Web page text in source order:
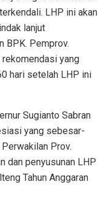
LHP ini akan
lanjut
BPK. Pemprov.
yang
hari setelah LHP ini
Sugianto Sabran
yang sebesar-
Prov.
dan penyusunan LHP
Tahun Anggaran